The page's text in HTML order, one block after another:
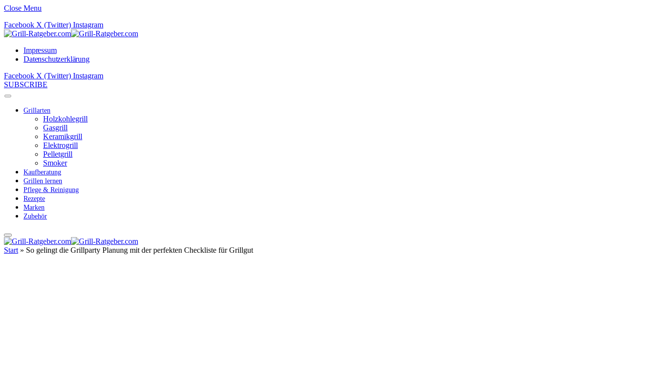
Close Menu
Facebook X (Twitter) Instagram
Impressum
Datenschutzerklärung
Facebook X (Twitter) Instagram
SUBSCRIBE
Grillarten
Holzkohlegrill
Gasgrill
Keramikgrill
Elektrogrill
Pelletgrill
Smoker
Kaufberatung
Grillen lernen
Pflege & Reinigung
Rezepte
Marken
Zubehör
Start » So gelingt die Grillparty Planung mit der perfekten Checkliste für Grillgut